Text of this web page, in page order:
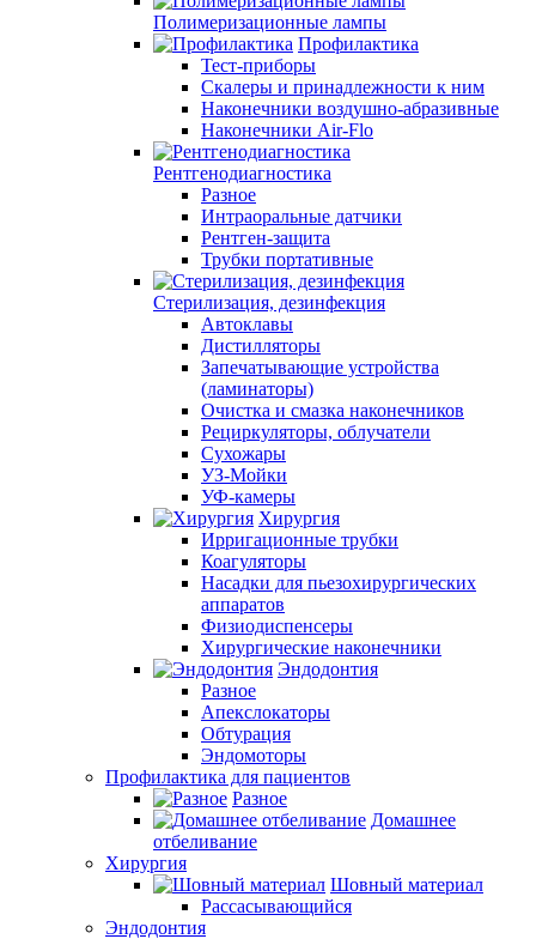
Полимеризационные лампы
Профилактика
Тест-приборы
Скалеры и принадлежности к ним
Наконечники воздушно-абразивные
Наконечники Air-Flo
Рентгенодиагностика
Разное
Интраоральные датчики
Рентген-защита
Трубки портативные
Стерилизация, дезинфекция
Автоклавы
Дистилляторы
Запечатывающие устройства
(ламинаторы)
Очистка и смазка наконечников
Рециркуляторы, облучатели
Сухожары
УЗ-Мойки
УФ-камеры
Хирургия
Ирригационные трубки
Коагуляторы
Насадки для пьезохирургических
аппаратов
Физиодиспенсеры
Хирургические наконечники
Эндодонтия
Разное
Апекслокаторы
Обтурация
Эндомоторы
Профилактика для пациентов
Разное
Домашнее
отбеливание
Хирургия
Шовный материал
Рассасывающийся
Эндодонтия